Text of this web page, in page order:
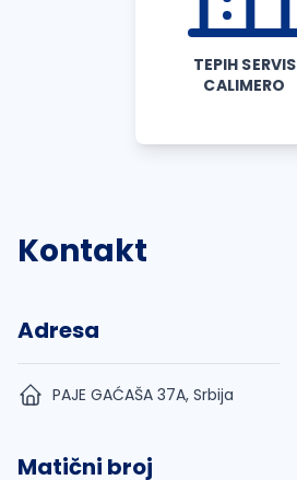
TEPIH SERVIS
CALIMERO
Kontakt
Adresa
PAJE GAĆAŠA 37A, Srbija
Matični broj